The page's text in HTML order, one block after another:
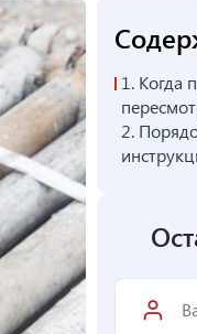
1. Когда
2.